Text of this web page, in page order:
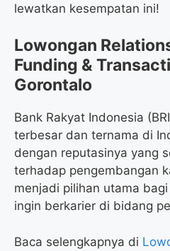
lewatkan kesempatan ini!
Lowongan
Funding &
Gorontalo
Bank Rakyat Indonesia
terbesar dan ternama di
dengan reputasinya yang
terhadap pengembangan
menjadi pilihan utama
ingin berkarier di bidang
Baca selengkapnya di